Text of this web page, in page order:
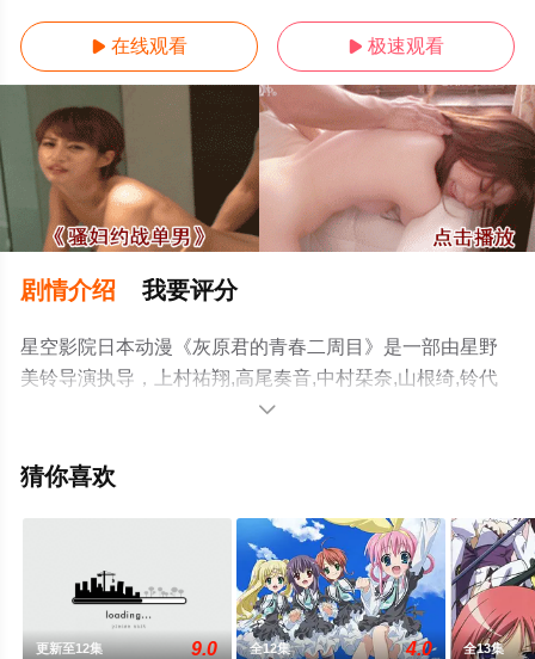
 在线观看  极速观看
剧情介绍 我要评分
星空影院日本动漫《灰原君的青春二周目》是一部由星野
美铃导演执导，上村祐翔,高尾奏音,中村栞奈,山根绮,铃代
纱弓,铃木崚汰,大野智敬,爱美等明星精彩演绎的日本动漫，
完整版动漫全集就上星空影视，更多相关信息可移步至豆

猜你喜欢
更新至12集 9.0 全12集 4.0 全13集